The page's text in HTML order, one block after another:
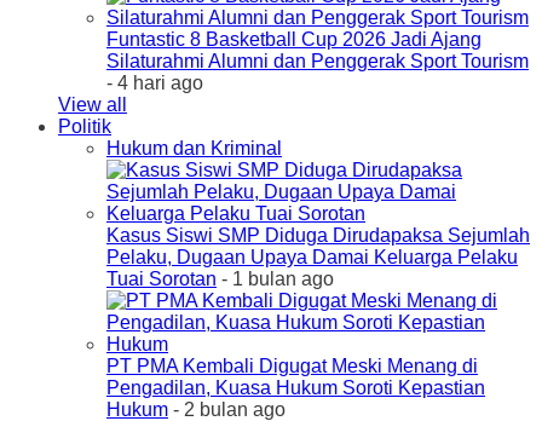
Funtastic 8 Basketball Cup 2026 Jadi Ajang
Silaturahmi Alumni dan Penggerak Sport Tourism
- 4 hari ago
View all
Politik
Hukum dan Kriminal
Kasus Siswi SMP Diduga Dirudapaksa Sejumlah
Pelaku, Dugaan Upaya Damai Keluarga Pelaku
Tuai Sorotan - 1 bulan ago
PT PMA Kembali Digugat Meski Menang di
Pengadilan, Kuasa Hukum Soroti Kepastian
Hukum - 2 bulan ago